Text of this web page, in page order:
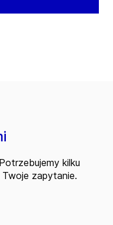
kilku
zapytanie.